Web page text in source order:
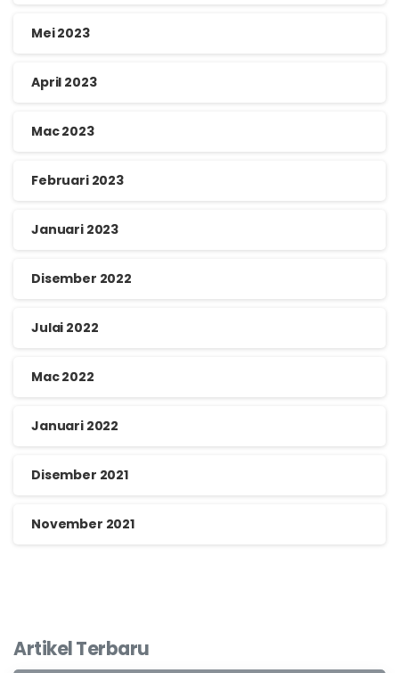
Mei 2023
April 2023
Mac 2023
Februari 2023
Januari 2023
Disember 2022
Julai 2022
Mac 2022
Januari 2022
Disember 2021
November 2021
Artikel Terbaru